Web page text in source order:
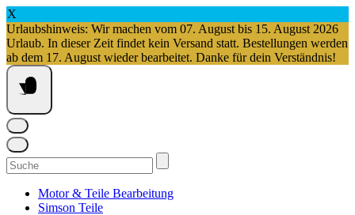
X
Urlaubshinweis: Wir machen vom 07. August bis 15. August 2026
Urlaub. In dieser Zeit findet kein Versand statt. Bestellungen werden
ab dem 17. August wieder bearbeitet. Danke für dein Verständnis!
Springe
zum
Inhalt
Suchen
nach:
Motor & Teile Bearbeitung
Simson Teile